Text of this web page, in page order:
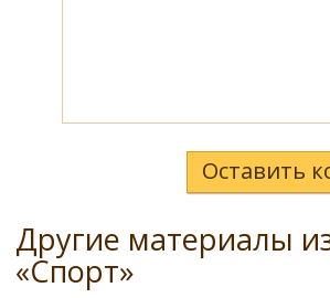
Оставить
Другие материалы
«Спорт»